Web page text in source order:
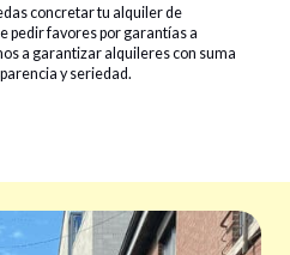
concretar tu alquiler de
pedir favores por garantías a
a garantizar alquileres con suma
y seriedad.